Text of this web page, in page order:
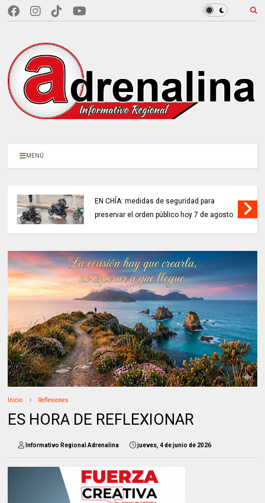
MENÚ
EN CHÍA: medidas de seguridad para
preservar el orden público hoy 7 de agosto
Inicio Reflexiones
ES HORA DE REFLEXIONAR
Informativo Regional Adrenalina jueves, 4 de junio de 2026